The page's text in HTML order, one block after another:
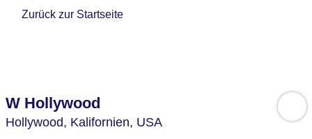
Zurück zur Startseite
W Hollywood
Hollywood, Kalifornien, USA